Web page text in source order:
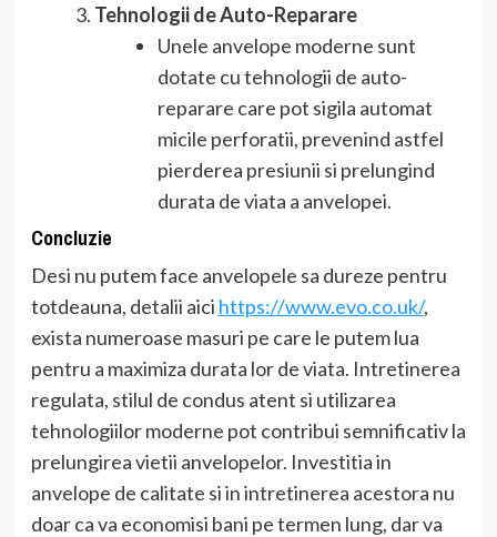
Tehnologii de Auto-Reparare
Unele anvelope moderne sunt
dotate cu tehnologii de auto-
reparare care pot sigila automat
micile perforatii, prevenind astfel
pierderea presiunii si prelungind
durata de viata a anvelopei.
Concluzie
Desi nu putem face anvelopele sa dureze pentru
totdeauna, detalii aici https://www.evo.co.uk/,
exista numeroase masuri pe care le putem lua
pentru a maximiza durata lor de viata. Intretinerea
regulata, stilul de condus atent si utilizarea
tehnologiilor moderne pot contribui semnificativ la
prelungirea vietii anvelopelor. Investitia in
anvelope de calitate si in intretinerea acestora nu
doar ca va economisi bani pe termen lung, dar va